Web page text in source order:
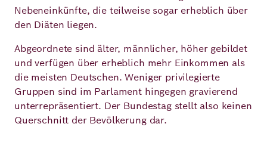
Nebeneinkünfte, die teilweise sogar erheblich über
den Diäten liegen.
Abgeordnete sind älter, männlicher, höher gebildet
und verfügen über erheblich mehr Einkommen als
die meisten Deutschen. Weniger privilegierte
Gruppen sind im Parlament hingegen gravierend
unterrepräsentiert. Der Bundestag stellt also keinen
Querschnitt der Bevölkerung dar.